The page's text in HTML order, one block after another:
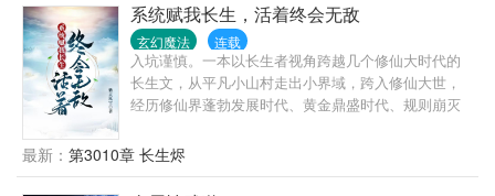
系统赋我长生，活着终会无敌
玄幻魔法 连载
入坑谨慎。一本以长生者视角跨越几个修仙大时代的
长生文，从平凡小山村走出小界域，跨入修仙大世，
经历修仙界蓬勃发展时代、黄金鼎盛时代、规则崩灭
到浩瀚无垠的修仙界，觉醒长生系统，竟然还送了一
头长生灵兽为伴。我陈浔对打打杀杀没有兴趣，也不
最新： 第3010章 长生烬